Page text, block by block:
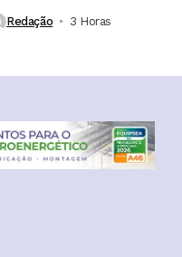
Redação 3 Horas ⁮